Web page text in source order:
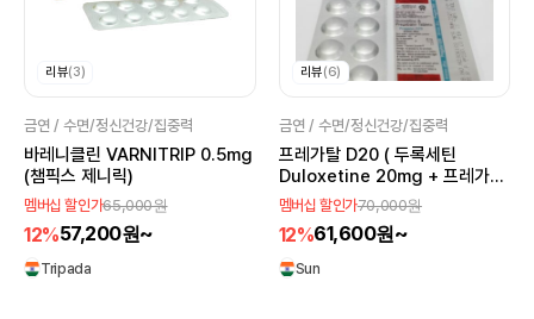
리뷰(3)
금연 / 수면/정신건강/집중력
바레니클린 VARNITRIP 0.5mg
(챔픽스 제니릭)
멤버십 할인가65,000원
12%57,200원~
Tripada
리뷰(6)
금연 / 수면/정신건강/집중력
프레가탈 D20 ( 두록세틴
Duloxetine 20mg + 프레가발
린 Pregabalin 75mg )
멤버십 할인가70,000원
12%61,600원~
Sun